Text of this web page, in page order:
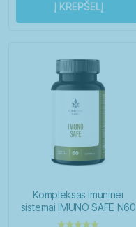
Į KREPŠELĮ
Kompleksas imuninei
sistemai IMUNO SAFE N60